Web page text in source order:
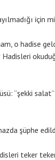
için
o hadise
“şekki
şüphe
teker